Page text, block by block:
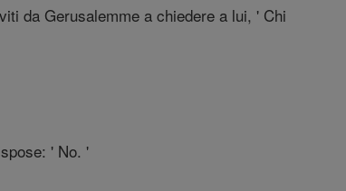
da Gerusalemme a chiedere a lui, ' Chi
' No. '